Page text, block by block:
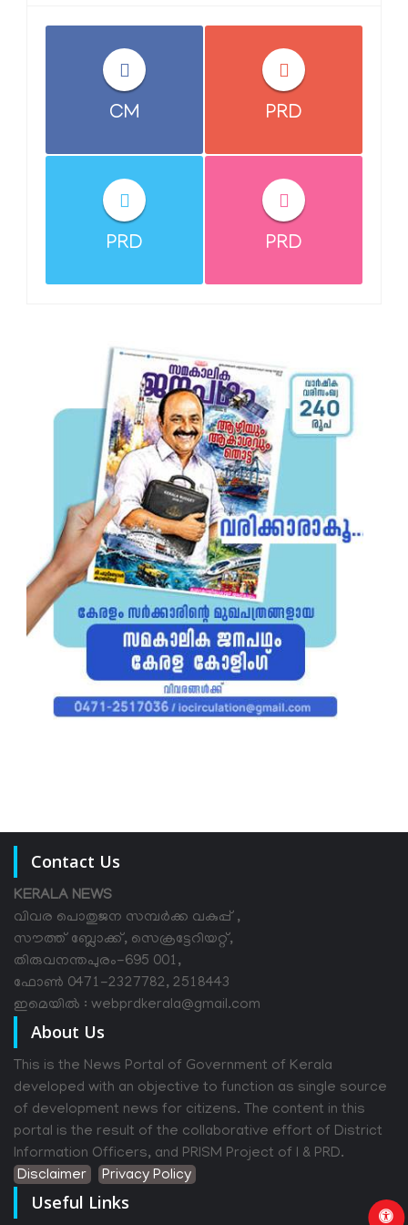
CM PRD
PRD PRD
Contact Us
KERALA NEWS
വിവര പൊതുജന സമ്പര്‍ക്ക വകുപ്പ് ,
സൗത്ത് ബ്ലോക്ക്, സെക്രട്ടേറിയറ്റ്,
തിരുവനന്തപുരം-695 001,
ഫോൺ 0471-2327782, 2518443
ഇമെയിൽ : webprdkerala@gmail.com
About Us
This is the News Portal of Government of Kerala
developed with an objective to function as single source
of development news for citizens. The content in this
portal is the result of the collaborative effort of District
Information Officers, and PRISM Project of I & PRD.
Disclaimer
Privacy Policy
Useful Links